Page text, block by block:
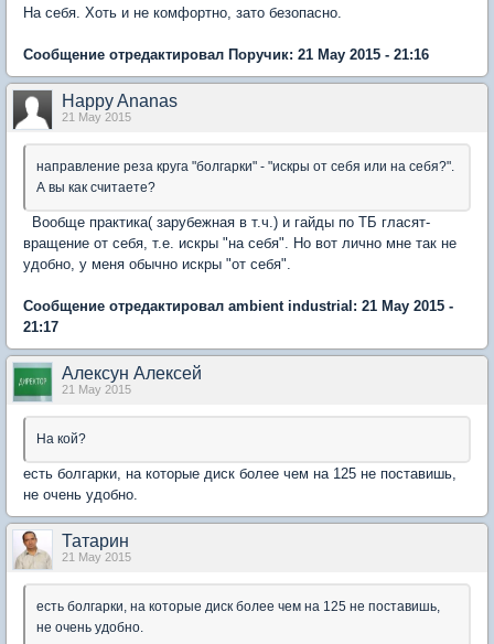
На себя. Хоть и не комфортно, зато безопасно.
Сообщение отредактировал Поручик: 21 May 2015 - 21:16
Happy Ananas
21 May 2015
направление реза круга "болгарки" - "искры от себя или на себя?".
А вы как считаете?
Вообще практика( зарубежная в т.ч.) и гайды по ТБ гласят-
вращение от себя, т.е. искры "на себя". Но вот лично мне так не
удобно, у меня обычно искры "от себя".
Сообщение отредактировал ambient industrial: 21 May 2015 -
21:17
Алексун Алексей
21 May 2015
На кой?
есть болгарки, на которые диск более чем на 125 не поставишь,
не очень удобно.
Татарин
21 May 2015
есть болгарки, на которые диск более чем на 125 не поставишь,
не очень удобно.